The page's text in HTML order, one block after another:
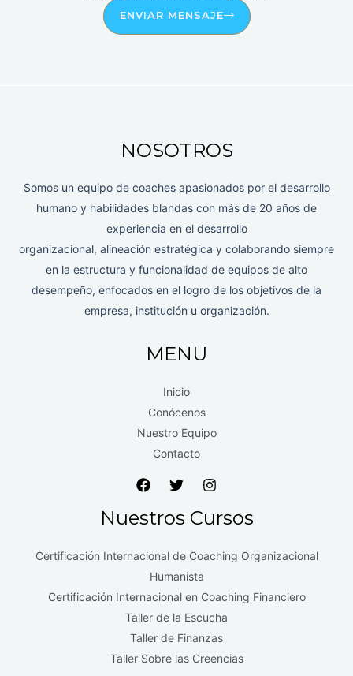
ENVIAR MENSAJE
NOSOTROS
Somos un equipo de coaches apasionados por el desarrollo
humano y habilidades blandas con más de 20 años de
experiencia en el desarrollo
organizacional, alineación estratégica y colaborando siempre
en la estructura y funcionalidad de equipos de alto
desempeño, enfocados en el logro de los objetivos de la
empresa, institución u organización.
MENU
Inicio
Conócenos
Nuestro Equipo
Contacto
Nuestros Cursos
Certificación Internacional de Coaching Organizacional
Humanista
Certificación Internacional en Coaching Financiero
Taller de la Escucha
Taller de Finanzas
Taller Sobre las Creencias